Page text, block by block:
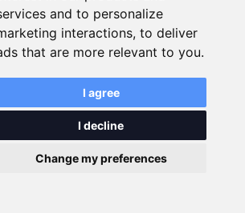
and to personalize
interactions, to deliver
that are more relevant to you.
I agree
I decline
Change my preferences
apenas para referência e
associado aos
hospedagem mencionados. As
podem ser imprecisas ou
o site oficial para detalhes
são gerenciadas por nosso parceiro.
consulte a seção Notas Legais